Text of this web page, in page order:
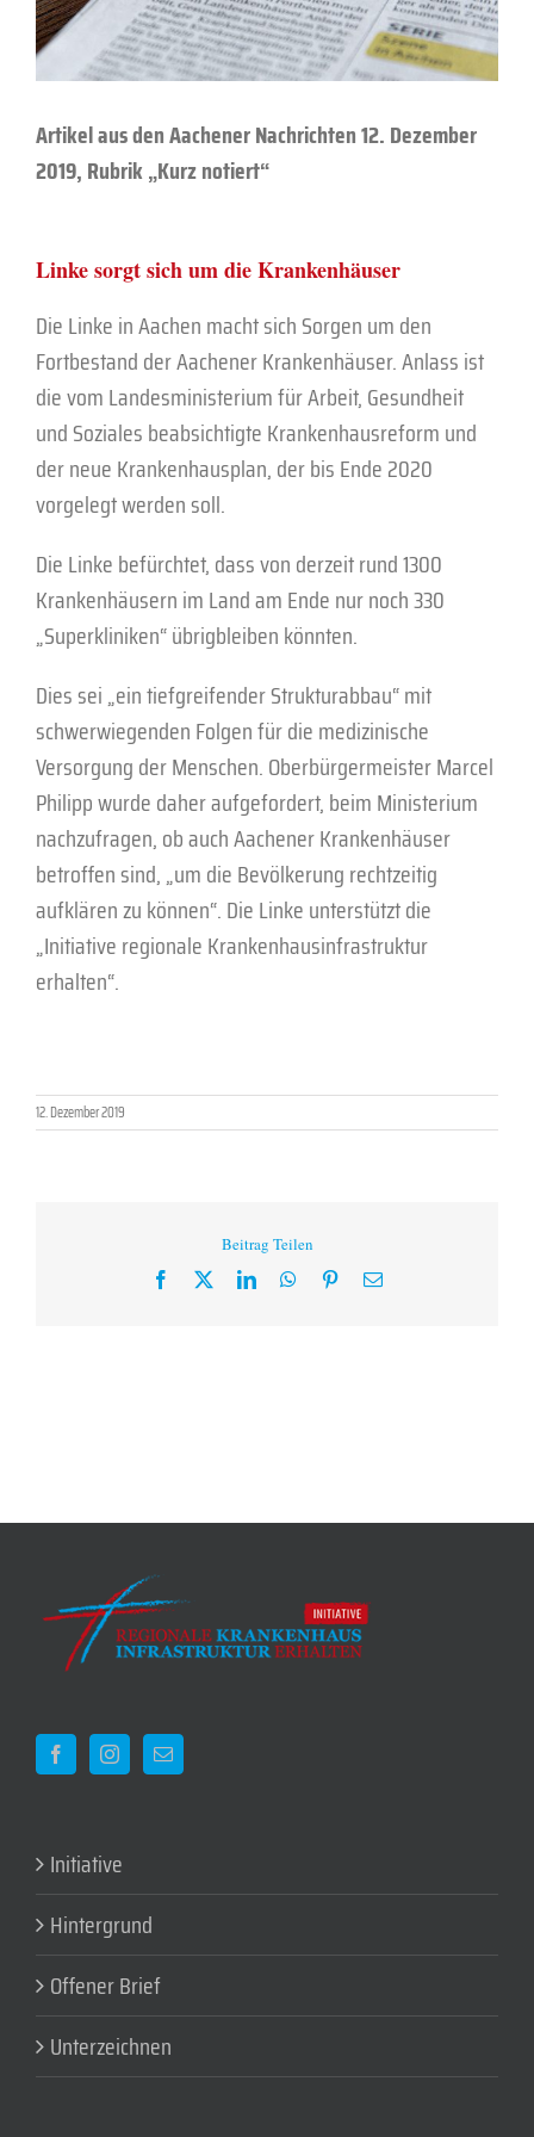
Artikel aus den Aachener Nachrichten 12. Dezember
2019, Rubrik „Kurz notiert“
Linke sorgt sich um die Krankenhäuser
Die Linke in Aachen macht sich Sorgen um den
Fortbestand der Aachener Krankenhäuser. Anlass ist
die vom Landesministerium für Arbeit, Gesundheit
und Soziales beabsichtigte Krankenhausreform und
der neue Krankenhausplan, der bis Ende 2020
vorgelegt werden soll.
Die Linke befürchtet, dass von derzeit rund 1300
Krankenhäusern im Land am Ende nur noch 330
„Superkliniken“ übrigbleiben könnten.
Dies sei „ein tiefgreifender Strukturabbau“ mit
schwerwiegenden Folgen für die medizinische
Versorgung der Menschen. Oberbürgermeister Marcel
Philipp wurde daher aufgefordert, beim Ministerium
nachzufragen, ob auch Aachener Krankenhäuser
betroffen sind, „um die Bevölkerung rechtzeitig
aufklären zu können“. Die Linke unterstützt die
„Initiative regionale Krankenhausinfrastruktur
erhalten“.
12. Dezember 2019
Beitrag Teilen
Facebook LinkedInWhatsApp
Pinterest
E-
Initiative
Hintergrund
Offener Brief
Unterzeichnen